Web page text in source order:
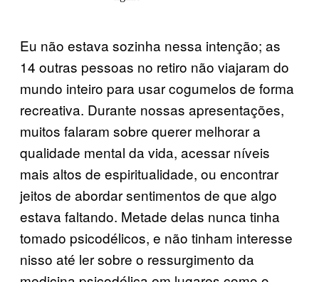
Eu não estava sozinha nessa intenção; as
14 outras pessoas no retiro não viajaram do
mundo inteiro para usar cogumelos de forma
recreativa. Durante nossas apresentações,
muitos falaram sobre querer melhorar a
qualidade mental da vida, acessar níveis
mais altos de espiritualidade, ou encontrar
jeitos de abordar sentimentos de que algo
estava faltando. Metade delas nunca tinha
tomado psicodélicos, e não tinham interesse
nisso até ler sobre o ressurgimento da